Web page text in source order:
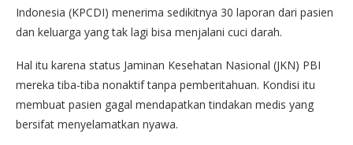
Indonesia (KPCDI) menerima sedikitnya 30 laporan dari pasien
dan keluarga yang tak lagi bisa menjalani cuci darah.
Hal itu karena status Jaminan Kesehatan Nasional (JKN) PBI
mereka tiba-tiba nonaktif tanpa pemberitahuan. Kondisi itu
membuat pasien gagal mendapatkan tindakan medis yang
bersifat menyelamatkan nyawa.